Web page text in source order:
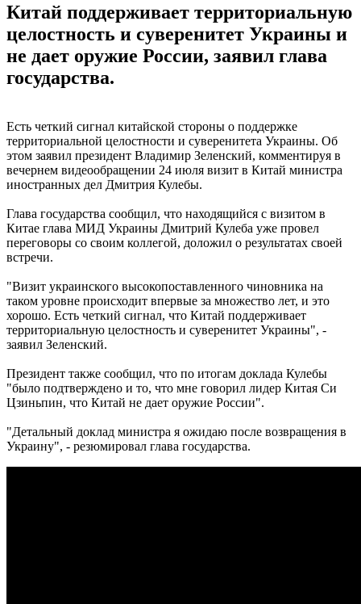
Китай поддерживает территориальную
целостность и суверенитет Украины и
не дает оружие России, заявил глава
государства.
Есть четкий сигнал китайской стороны о поддержке
территориальной целостности и суверенитета Украины. Об
этом заявил президент Владимир Зеленский, комментируя в
вечернем видеообращении 24 июля визит в Китай министра
иностранных дел Дмитрия Кулебы.
Глава государства сообщил, что находящийся с визитом в
Китае глава МИД Украины Дмитрий Кулеба уже провел
переговоры со своим коллегой, доложил о результатах своей
встречи.
"Визит украинского высокопоставленного чиновника на
таком уровне происходит впервые за множество лет, и это
хорошо. Есть четкий сигнал, что Китай поддерживает
территориальную целостность и суверенитет Украины", -
заявил Зеленский.
Президент также сообщил, что по итогам доклада Кулебы
"было подтверждено и то, что мне говорил лидер Китая Си
Цзиньпин, что Китай не дает оружие России".
"Детальный доклад министра я ожидаю после возвращения в
Украину", - резюмировал глава государства.